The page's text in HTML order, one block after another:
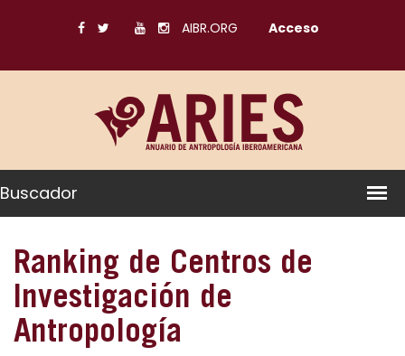
AIBR.ORG Acceso
Buscador
Ranking de Centros de
Investigación de
Antropología